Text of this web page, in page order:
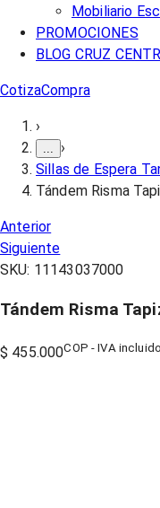
Mobiliario
PROMOCIONES
BLOG CRUZ
CotizaCompra
›
›
Sillas de Espera
Tándem Risma
Anterior
Siguiente
SKU: 11143037000
Tándem Risma
$ 455.000COP - IVA incluido